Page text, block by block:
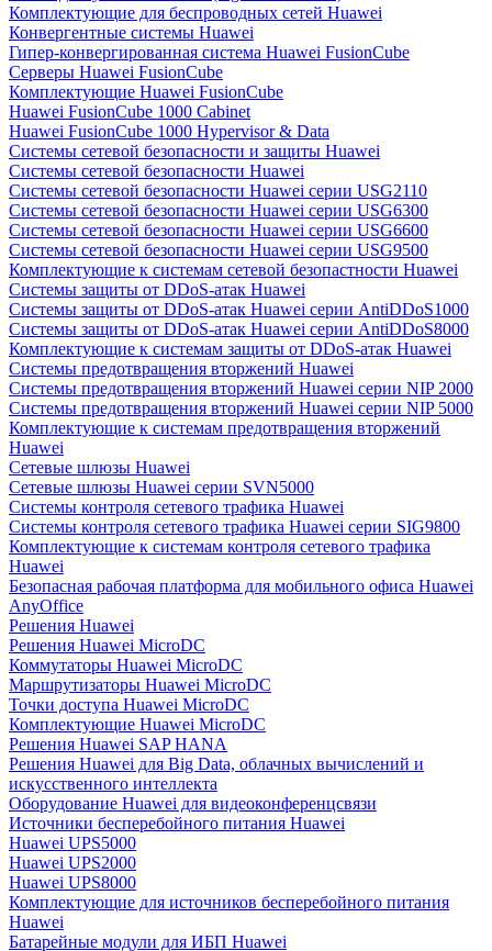
Комплектующие для беспроводных сетей Huawei
Конвергентные системы Huawei
Гипер-конвергированная система Huawei FusionCube
Серверы Huawei FusionCube
Комплектующие Huawei FusionCube
Huawei FusionCube 1000 Cabinet
Huawei FusionCube 1000 Hypervisor & Data
Системы сетевой безопасности и защиты Huawei
Системы сетевой безопасности Huawei
Системы сетевой безопасности Huawei серии USG2110
Системы сетевой безопасности Huawei серии USG6300
Системы сетевой безопасности Huawei серии USG6600
Системы сетевой безопасности Huawei серии USG9500
Комплектующие к системам сетевой безопастности Huawei
Системы защиты от DDoS-атак Huawei
Системы защиты от DDoS-атак Huawei серии AntiDDoS1000
Системы защиты от DDoS-атак Huawei серии AntiDDoS8000
Комплектующие к системам защиты от DDoS-атак Huawei
Системы предотвращения вторжений Huawei
Системы предотвращения вторжений Huawei серии NIP 2000
Системы предотвращения вторжений Huawei серии NIP 5000
Комплектующие к системам предотвращения вторжений
Huawei
Сетевые шлюзы Huawei
Сетевые шлюзы Huawei серии SVN5000
Системы контроля сетевого трафика Huawei
Системы контроля сетевого трафика Huawei серии SIG9800
Комплектующие к системам контроля сетевого трафика
Huawei
Безопасная рабочая платформа для мобильного офиса Huawei
AnyOffice
Решения Huawei
Решения Huawei MicroDC
Коммутаторы Huawei MicroDC
Маршрутизаторы Huawei MicroDC
Точки доступа Huawei MicroDC
Комплектующие Huawei MicroDC
Решения Huawei SAP HANA
Решения Huawei для Big Data, облачных вычислений и
искусственного интеллекта
Оборудование Huawei для видеоконференцсвязи
Источники бесперебойного питания Huawei
Huawei UPS5000
Huawei UPS2000
Huawei UPS8000
Комплектующие для источников бесперебойного питания
Huawei
Батарейные модули для ИБП Huawei